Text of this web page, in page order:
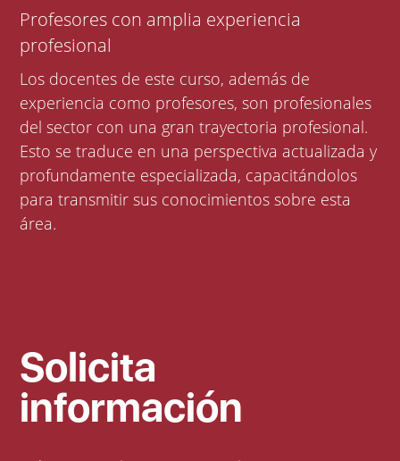
Profesores con amplia experiencia
profesional
Los docentes de este curso, además de
experiencia como profesores, son profesionales
del sector con una gran trayectoria profesional.
Esto se traduce en una perspectiva actualizada y
profundamente especializada, capacitándolos
para transmitir sus conocimientos sobre esta
área.
Solicita
información